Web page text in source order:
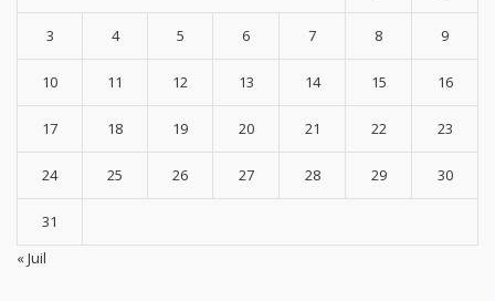
3 4 5 6 7 8 9
10 11 12 13 14 15 16
17 18 19 20 21 22 23
24 25 26 27 28 29 30
31
« Juil